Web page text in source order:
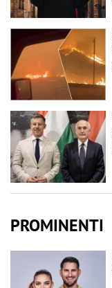
PROMINENTI